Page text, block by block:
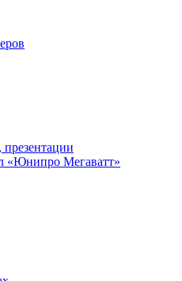
Мегаватт»